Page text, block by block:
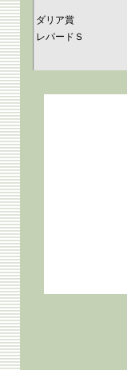
ダリア賞
レパードＳ